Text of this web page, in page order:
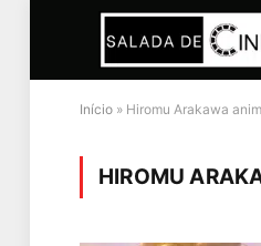
Início » Hiromu Arakawa
HIROMU